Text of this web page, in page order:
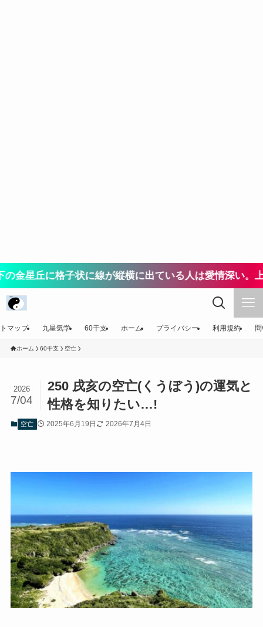
に格子状に線が縦横に出ている人は愛情深い。上司な
マップ 九星気学 60干支 ホーム プライバシー 利用規約
ホーム 60干支 空亡
250 戌亥の空亡(くうぼう)の運気と
性格を知りたい…!
2026
7/04
空亡 2025年6月19日 2026年7月4日